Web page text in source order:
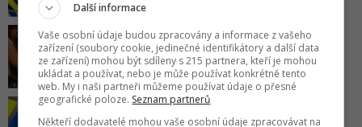
Nedokázala jsem to! Princezna
Kate opět zavzpomínala na boj s
rakovinou
Tragédie na jezeře Most: Policie
Další informace
Vaše osobní údaje budou zpracovány a informace z vašeho
zařízení (soubory cookie, jedinečné identifikátory a další data
ze zařízení) mohou být sdíleny s 215 partnera, kteří je mohou
ukládat a používat, nebo je může používat konkrétně tento
web. My i naši partneři můžeme používat údaje o přesné
geografické poloze. Seznam partnerů
Někteří dodavatelé mohou vaše osobní údaje zpracovávat na